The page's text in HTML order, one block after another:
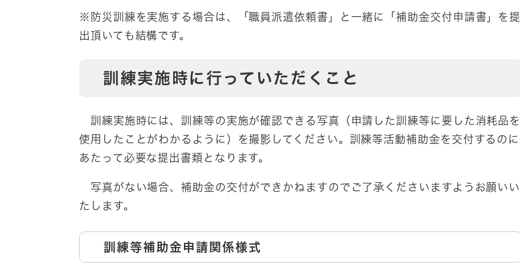
※防災訓練を実施する場合は、「職員派遣依頼書」と一緒に「補助金交付申請書」を提
出頂いても結構です。
訓練実施時に行っていただくこと
訓練実施時には、訓練等の実施が確認できる写真（申請した訓練等に要した消耗品を
使用したことがわかるように）を撮影してください。訓練等活動補助金を交付するのに
あたって必要な提出書類となります。
写真がない場合、補助金の交付ができかねますのでご了承くださいますようお願いい
たします。​
訓練等補助金申請関係様式